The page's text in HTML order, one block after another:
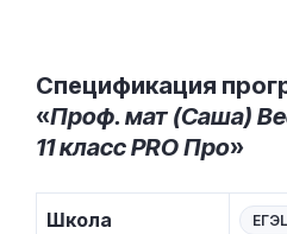
Спецификация
«Проф. мат (Саша)
11 класс PRO Про»
Школа